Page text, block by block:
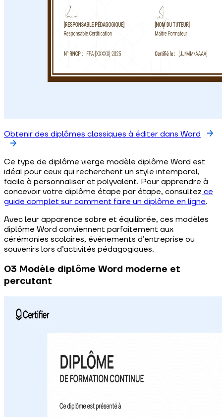
Obtenir des diplômes classiques à éditer dans Word
Ce type de diplôme vierge modèle diplôme Word est
idéal pour ceux qui recherchent un style intemporel,
facile à personnaliser et polyvalent. Pour apprendre à
concevoir votre diplôme étape par étape, consultez ce
guide complet sur comment faire un diplôme en ligne.
Avec leur apparence sobre et équilibrée, ces modèles
diplôme Word conviennent parfaitement aux
cérémonies scolaires, événements d’entreprise ou
souvenirs lors d’activités pédagogiques.
03 Modèle diplôme Word moderne et
percutant